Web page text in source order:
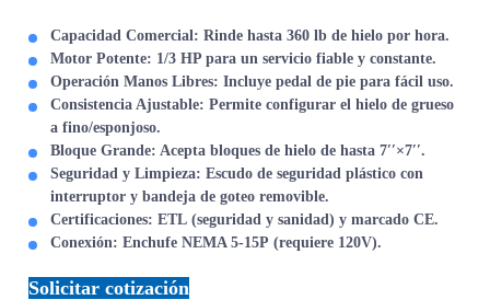
Capacidad Comercial: Rinde hasta360 lb de hielo por hora.
Motor Potente: 1/3 HP para un servicio fiable y constante.
Operación Manos Libres: Incluyepedal de pie para fácil uso.
Consistencia Ajustable: Permite configurar el hielo degrueso
a fino/esponjoso.
Bloque Grande: Acepta bloques de hielo de hasta7′′×7′′.
Seguridad y Limpieza: Escudo de seguridad plástico con
interruptor ybandeja de goteo removible.
Certificaciones: ETL (seguridad y sanidad) y marcadoCE.
Conexión: EnchufeNEMA 5-15P (requiere 120V).
Solicitar cotización